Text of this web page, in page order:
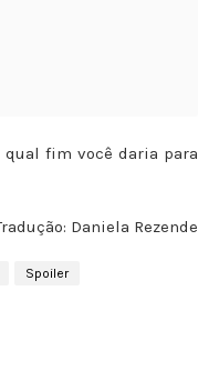
fim você daria para
Daniela Rezende
Spoiler